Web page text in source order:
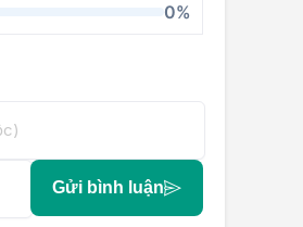
0%
Gửi bình luận